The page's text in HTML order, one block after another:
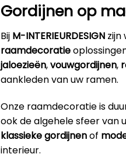
Gordijnen op
Bij M-INTERIEURDESIGN zijn
raamdecoratie
jaloezieën,vouwgordijnen,
aankleden van uw ramen.
Onze raamdecoratie is
ook de algehele sfeer van
klassieke gordijnenof
interieur.